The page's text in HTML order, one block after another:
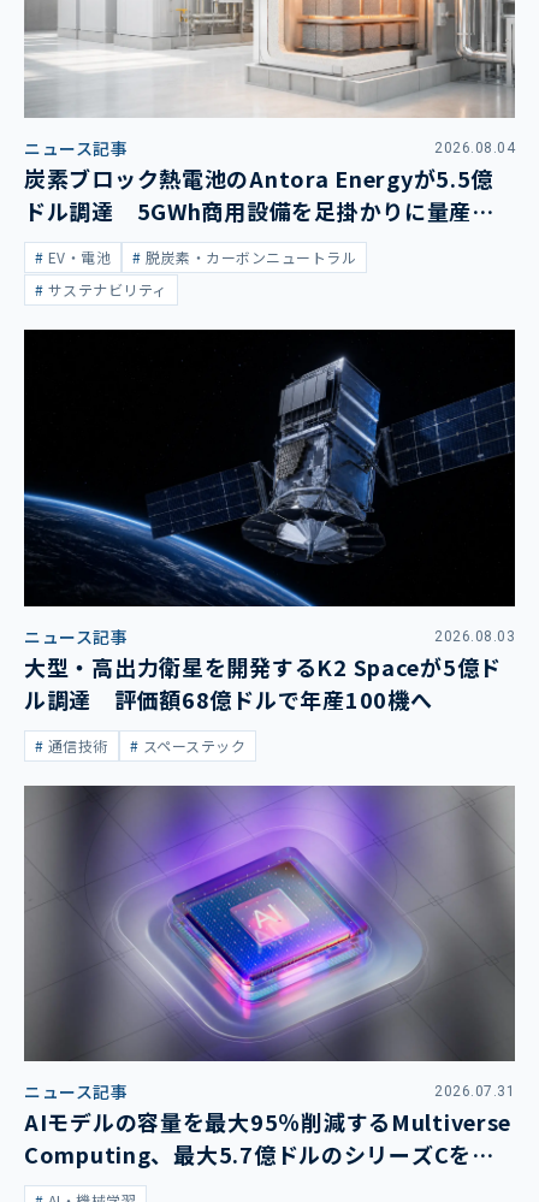
ニュース記事 2026.08.04
炭素ブロック熱電池のAntora Energyが5.5億
ドル調達 5GWh商用設備を足掛かりに量産拡
大EV・電池
脱炭素・カーボンニュートラル
サステナビリティ
ニュース記事 2026.08.03
大型・高出力衛星を開発するK2 Spaceが5億ド
ル調達 評価額68億ドルで年産100機へ
通信技術 スペーステック
ニュース記事 2026.07.31
AIモデルの容量を最大95％削減するMultiverse
Computing、最大5.7億ドルのシリーズCを発
表